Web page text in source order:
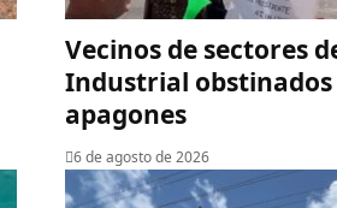
Vecinos de sectores
Industrial
apagones
6 de agosto de 2026